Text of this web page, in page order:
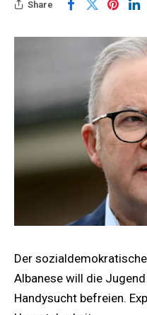
Share
Der
Albanese will die
Handysucht befreien.